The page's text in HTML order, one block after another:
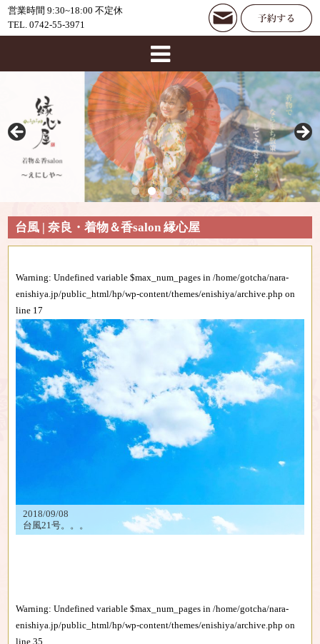
営業時間 9:30~18:00 不定休
TEL. 0742-55-3971
台風 | 奈良・着物＆香salon 縁心屋
Warning: Undefined variable $max_num_pages in/home/gotcha/nara-
enishiya.jp/public_html/hp/wp-content/themes/enishiya/archive.php on
line 17
2018/09/08
台風21号。。。
Warning: Undefined variable $max_num_pages in/home/gotcha/nara-
enishiya.jp/public_html/hp/wp-content/themes/enishiya/archive.php on